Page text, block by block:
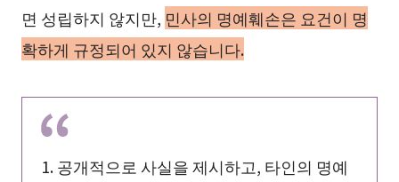
면 성립하지 않지만, 민사의 명예훼손은 요건이 명
확하게 규정되어 있지 않습니다.
1. 공개적으로 사실을 제시하고, 타인의 명예